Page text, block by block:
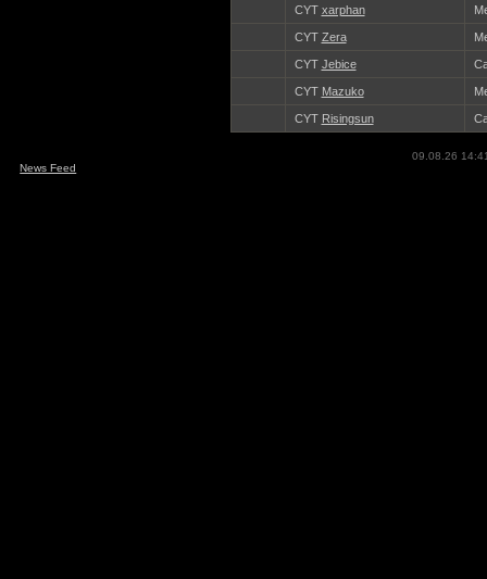
CYT xarphan
CYT Zera
CYT Jebice
CYT Mazuko
CYT Risingsun
09.08.26
News Feed